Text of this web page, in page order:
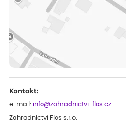
ověřený nákup dnes
Rostlina mi přišla v dobrém
Zuzana
Spokojenost s dodáním kvalitních
Kontakt:
e-mail: info@zahradnictvi-flos.cz
Zahradnictví Flos s.r.o.